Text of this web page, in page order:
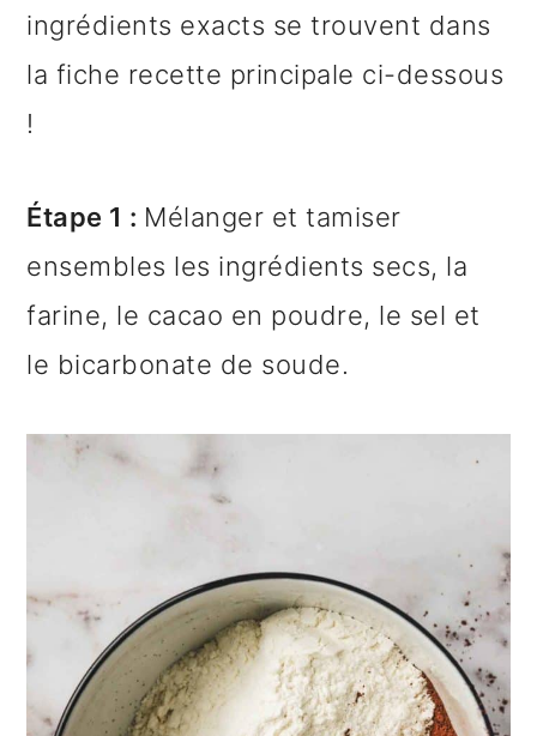
ingrédients exacts se trouvent dans
la fiche recette principale ci-dessous
!
Étape 1 : Mélanger et tamiser
ensembles les ingrédients secs, la
farine, le cacao en poudre, le sel et
le bicarbonate de soude.